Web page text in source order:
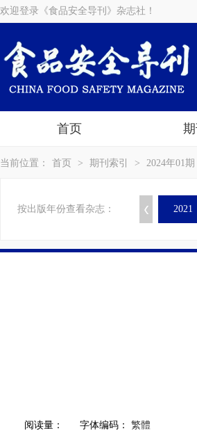
欢迎登录《食品安全导刊》杂志社！
首页
当前位置： 首页 > 期刊索引 > 2024年01期
按出版年份查看杂志： 2021
阅读量： 字体编码： 繁體